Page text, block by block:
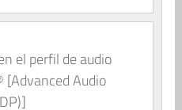
el perfil de audio
Audio